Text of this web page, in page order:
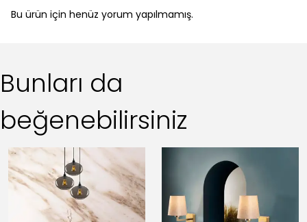
Bu ürün için henüz yorum yapılmamış.
Bunları da
beğenebilirsiniz